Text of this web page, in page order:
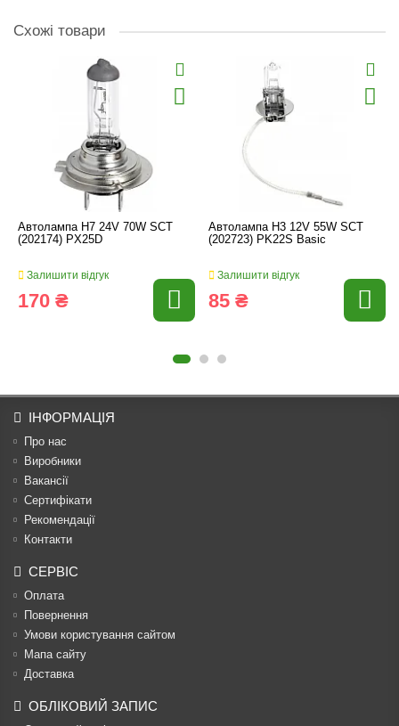
Схожі товари
Автолампа H7 24V 70W SCT
(202174) PX25D
Залишити відгук
170 ₴
Автолампа H3 12V 55W SCT
(202723) PK22S Basic
Залишити відгук
85 ₴
ІНФОРМАЦІЯ
Про нас
Виробники
Вакансії
Сертифікати
Рекомендації
Контакти
СЕРВІС
Оплата
Повернення
Умови користування сайтом
Мапа сайту
Доставка
ОБЛІКОВИЙ ЗАПИС